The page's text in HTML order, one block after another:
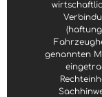
genannten